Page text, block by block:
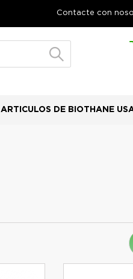
Contacte con
ARTICULOS DE BIOTHANE